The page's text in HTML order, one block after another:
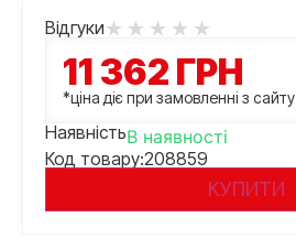
Відгуки
11 362 ГРН
*ціна діє при замовленні з сайту
НаявністьВ наявності
Код товару:208859
КУПИТИ